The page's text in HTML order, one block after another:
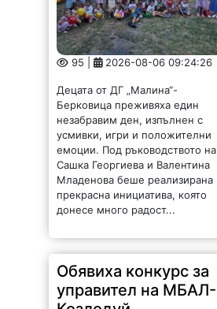
95 | 2026-08-06 09:24:26
Децата от ДГ „Малина“-
Берковица преживяха един
незабравим ден, изпълнен с
усмивки, игри и положителни
емоции. Под ръководството на
Сашка Георгиева и Валентина
Младенова беше реализирана
прекрасна инициатива, която
донесе много радост...
Обявиха конкурс за
управител на МБАЛ-